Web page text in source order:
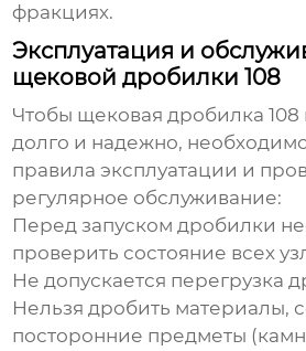
фракциях.
Эксплуатация и
щековой дробилки 108
Чтобы щековая дробилка 108
долго и надежно,
правила эксплуатации и
регулярное обслуживание:
Перед запуском дробилки
проверить состояние всех
Не допускается перегрузка
Нельзя дробить материалы,
посторонние предметы